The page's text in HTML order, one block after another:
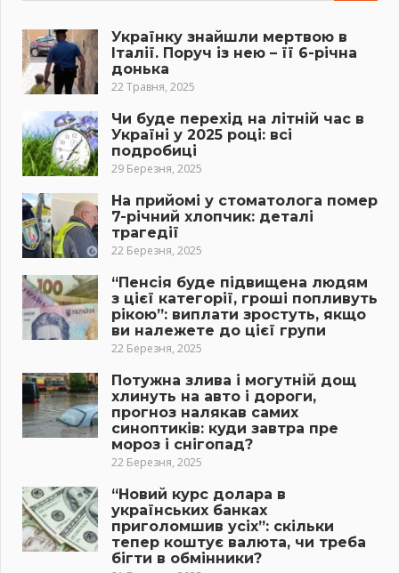
Українку знайшли мертвою в
Італії. Поруч із нею – її 6-річна
донька
22 Травня, 2025
Чи буде перехід на літній час в
Україні у 2025 році: всі
подробиці
29 Березня, 2025
На прийомі у стоматолога помер
7-річний хлопчик: деталі
трагедії
22 Березня, 2025
“Пенсія буде підвищена людям
з цієї категорії, гроші попливуть
рікою”: виплати зростуть, якщо
ви належете до цієї групи
22 Березня, 2025
Потужна злива і могутній дощ
хлинуть на авто і дороги,
прогноз налякав самих
синоптиків: куди завтра пре
мороз і снігопад?
22 Березня, 2025
“Новий курс долара в
українських банках
приголомшив усіх”: скільки
тепер коштує валюта, чи треба
бігти в обмінники?